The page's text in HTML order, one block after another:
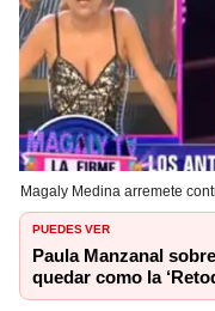
Magaly Medina arremete
PUEDES VER
Paula Manzanal
quedar como la